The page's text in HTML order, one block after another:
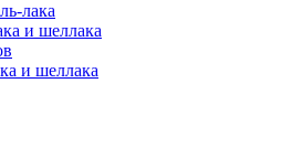
лака
и шеллака
и шеллака